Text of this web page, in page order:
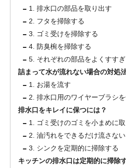
1. 排水口の部品を取り出す
2. フタを掃除する
3. ゴミ受けを掃除する
4. 防臭椀を掃除する
5. それぞれの部品をよくすす
詰まって水が流れない場合の対処
1. お湯を流す
2. 排水口用のワイヤーブラシを
排水口をキレイに保つには？
1. ゴミ受けのゴミを小まめに取
2. 油汚れをできるだけ流さない
3. シンクを定期的に掃除する
キッチンの排水口は定期的に掃除